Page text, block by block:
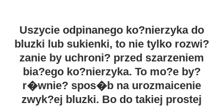
Uszycie odpinanego ko?nierzyka do
bluzki lub sukienki, to nie tylko rozwi?
zanie by uchroni? przed szarzeniem
bia?ego ko?nierzyka. To mo?e by?
r�wnie? spos�b na urozmaicenie
zwyk?ej bluzki. Bo do takiej prostej